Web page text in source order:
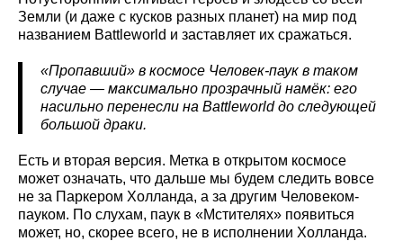
Земли (и даже с кусков разных планет) на мир под
названием Battleworld и заставляет их сражаться.
«Пропавший» в космосе Человек-паук в таком
случае — максимально прозрачный намёк: его
насильно перенесли на Battleworld до следующей
большой драки.
Есть и вторая версия. Метка в открытом космосе
может означать, что дальше мы будем следить вовсе
не за Паркером Холланда, а за другим Человеком-
пауком. По слухам, паук в «Мстителях» появиться
может, но, скорее всего, не в исполнении Холланда.